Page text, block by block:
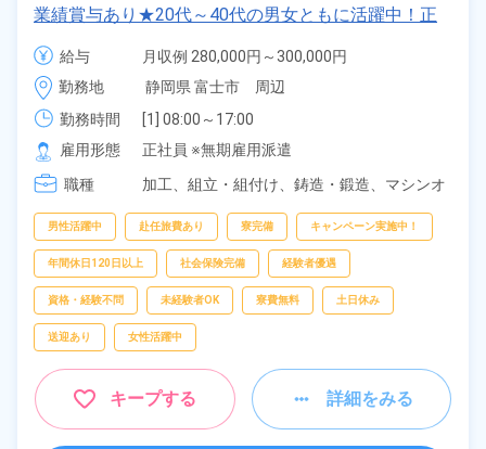
業績賞与あり★20代～40代の男女ともに活躍中！正
社員登用制度あり◎最寄り駅からシャトルバスで通勤
ラクラク★年間休日121日！長期休暇あり★《静岡県
富士市》
給与
月収例 280,000円～300,000円
給与 238,700円～238,700円
勤務地
静岡県 富士市　周辺
勤務時間
[1] 08:00～17:00
[2] 20:00～05:00
雇用形態
正社員 ※無期雇用派遣
職種
加工、 組立・組付け、 鋳造・鍛造、 マシンオ
男性活躍中 赴任旅費あり 寮完備 キャンペーン実施中！
年間休日120日以上 社会保険完備 経験者優遇
資格・経験不問 未経験者OK 寮費無料 土日休み
送迎あり 女性活躍中
キープする 詳細をみる